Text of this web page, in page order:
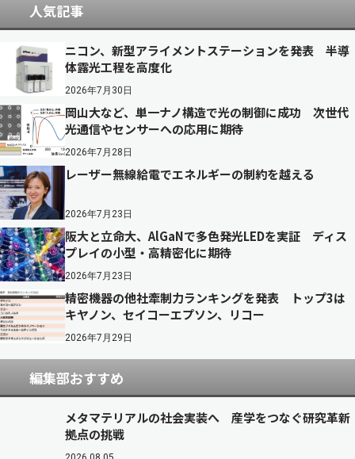
人気記事
ニコン、新型アライメントステーションを発表 半導
体露光工程を高度化
2026年7月30日
岡山大など、単一ナノ構造で光の制御に成功 次世代
光通信やセンサーへの応用に期待
2026年7月28日
レーザー無線給電でエネルギーの制約を越える
2026年7月23日
阪大と立命大、AlGaNで多色発光LEDを実証 ディス
プレイの小型・高精密化に期待
2026年7月23日
精密機器の他社牽制力ランキングを発表 トップ3は
キヤノン、セイコーエプソン、リコー
2026年7月29日
編集部おすすめ
メタマテリアルの社会実装へ 産学をつなぐ研究革新
拠点の挑戦